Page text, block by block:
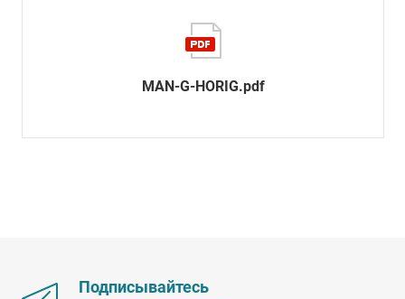
MAN-G-HORIG.pdf
Подписывайтесь